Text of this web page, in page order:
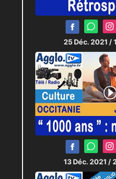
25 Déc. 2021 /
13 Déc. 2021 /